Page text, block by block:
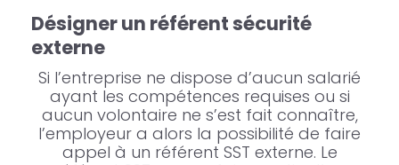
Désigner un référent sécurité
externe
Si l’entreprise ne dispose d’aucun salarié
ayant les compétences requises ou si
aucun volontaire ne s’est fait connaître,
l’employeur a alors la possibilité de faire
appel à un référent SST externe. Le